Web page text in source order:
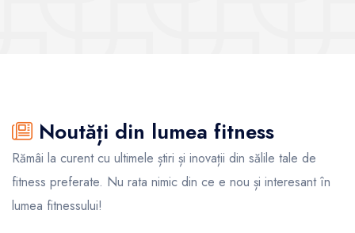
Noutăți din lumea fitness
Rămâi la curent cu ultimele știri și inovații din sălile tale de
fitness preferate. Nu rata nimic din ce e nou și interesant în
lumea fitnessului!